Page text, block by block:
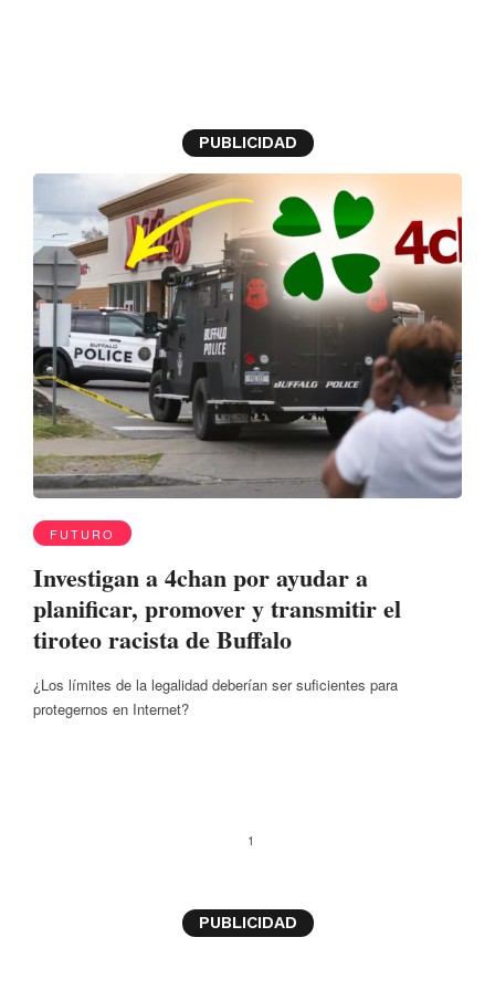
PUBLICIDAD
FUTURO
Investigan a 4chan por ayudar a
planificar, promover y transmitir el
tiroteo racista de Buffalo
¿Los límites de la legalidad deberían ser suficientes para
protegernos en Internet?
1
PUBLICIDAD